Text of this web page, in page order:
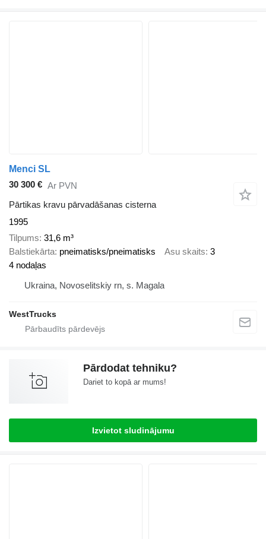
Menci SL
30 300 € Ar PVN
Pārtikas kravu pārvadāšanas cisterna
1995
Tilpums 31,6 m³
Balstiekārta pneimatisks/pneimatisks Asu skaits 3
4 nodaļas
Ukraina, Novoselitskiy rn, s. Magala
WestTrucks
Pārdodat tehniku?
Dariet to kopā ar mums!
Izvietot sludinājumu